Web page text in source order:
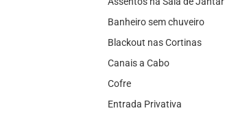
Banheiro sem chuveiro
Blackout nas Cortinas
Canais a Cabo
Cofre
Entrada Privativa